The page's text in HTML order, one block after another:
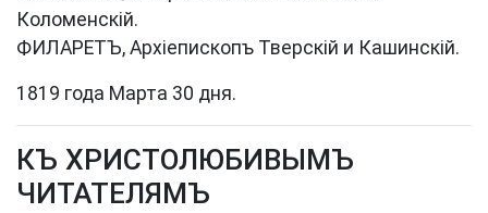
Коломенскій.
ФИЛАРЕТЪ, Архіепископъ Тверскій и Кашинскій.
1819 года Марта 30 дня.
КЪ ХРИСТОЛЮБИВЫМЪ
ЧИТАТЕЛЯМЪ